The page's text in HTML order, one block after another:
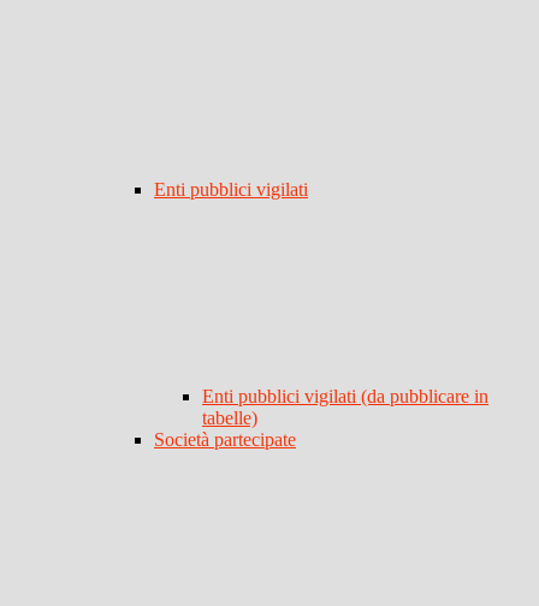
Enti pubblici vigilati
Enti pubblici vigilati (da pubblicare in
tabelle)
Società partecipate